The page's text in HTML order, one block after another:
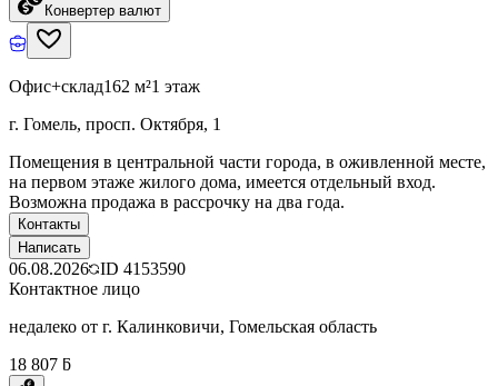
Конвертер валют
Офис+склад162 м²1 этаж
г. Гомель, просп. Октября, 1
Помещения в центральной части города, в оживленной месте,
на первом этаже жилого дома, имеется отдельный вход.
Возможна продажа в рассрочку на два года.
Контакты
Написать
06.08.2026 ID 4153590
Контактное лицо
недалеко от г. Калинковичи, Гомельская область
18 807 ƃ